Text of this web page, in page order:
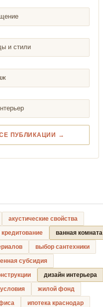
и стили
ПУБЛИКАЦИИ →
акустические свойства
кредитование
ванная комната
выбор сантехники
субсидия
дизайн интерьера
жилой фонд
ипотека краснодар